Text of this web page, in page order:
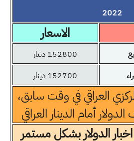
2022
الاسعار
152800 دينار
152700 دينار
العراقي في وقت سابق،
أمام الدينار العراقي
الدولار بشكل مستمر